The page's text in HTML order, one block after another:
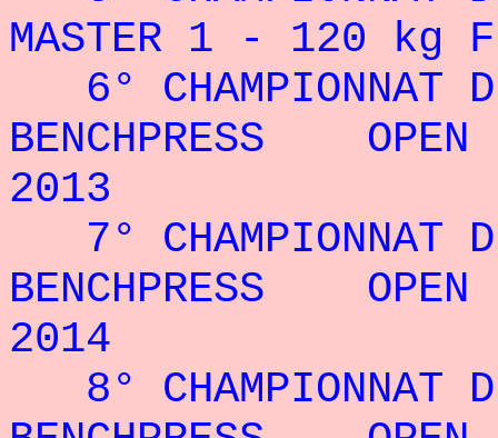
MASTER 1 - 120 kg
6° CHAMPIONNAT
BENCHPRESS
2013
7° CHAMPIONNAT
BENCHPRESS
2014
8° CHAMPIONNAT